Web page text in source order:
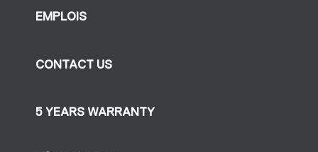
EMPLOIS
CONTACT US
5 YEARS WARRANTY